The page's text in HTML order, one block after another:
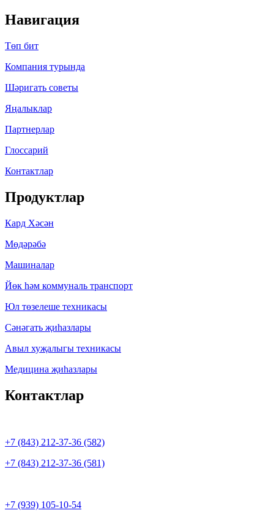
Навигация
Төп бит
Компания турында
Шәригать cоветы
Яңалыклар
Партнерлар
Глоссарий
Контактлар
Продуктлар
Кард Хәсән
Мөдәрәбә
Машиналар
Йөк һәм коммуналь транспорт
Юл төзелеше техникасы
Сәнәгать җиһазлары
Авыл хуҗалыгы техникасы
Медицина җиһазлары
Контактлар
+7 (843) 212-37-36 (582)
+7 (843) 212-37-36 (581)
+7 (939) 105-10-54